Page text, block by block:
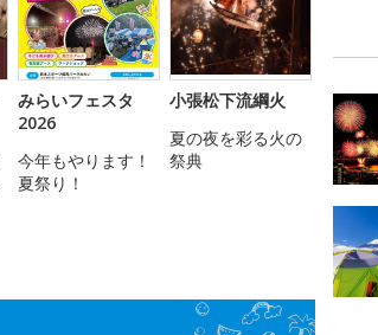
みらいフェスタ
2026
今年もやります！
夏祭り！
小張松下流綱火
夏の夜を彩る火の
祭典